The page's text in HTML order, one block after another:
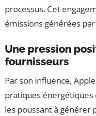
processus. Cet
émissions générées
Une pression
fournisseurs
Par son influence,
pratiques énergétiques
les poussant à générer